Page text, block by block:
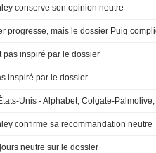
conserve son opinion neutre
pas inspiré par le dossier
inspiré par le dossier
confirme sa recommandation neutre
neutre sur le dossier